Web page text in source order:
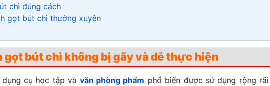
chì đúng cách
gọt bút chì thường xuyên
gọt bút chì không bị gãy và dễ thực hiện
cụ học tập và văn phòng phẩm phổ biến được sử dụng rộng